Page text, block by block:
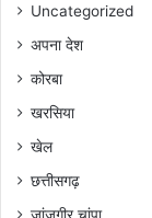
Uncategorized
अपना देश
कोरबा
खरसिया
खेल
छत्तीसगढ़
जांजगीर चांपा